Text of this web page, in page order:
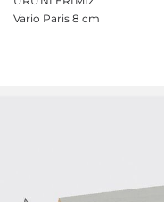
Vario Paris 8 cm